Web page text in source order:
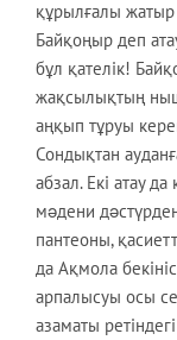
құрылғалы
Байқоңыр деп
бұл қателік!
жақсылықтың
аңқып тұруы
Сондықтан
абзал. Екі атау
мəдени
пантеоны,
да Ақмола
арпалысуы осы
азаматы